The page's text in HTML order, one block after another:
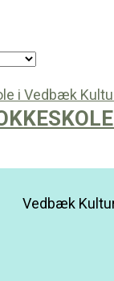
Vedbæk